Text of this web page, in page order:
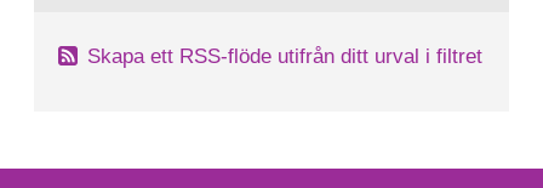
Skapa ett RSS-flöde utifrån ditt urval i filtret